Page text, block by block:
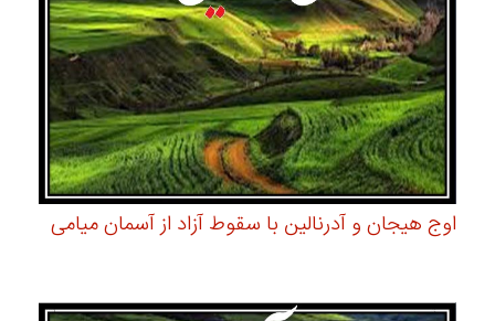
اوج هیجان و آدرنالین با سقوط آزاد از آسمان میامی